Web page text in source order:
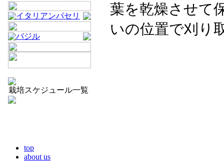
イタリアンパセリ
バジル
栽培スケジュール一覧
葉を乾燥させて
いの位置で刈り
top
about us